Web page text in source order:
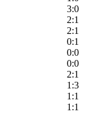
3:0
2:1
2:1
0:1
0:0
0:0
2:1
1:3
1:1
1:1